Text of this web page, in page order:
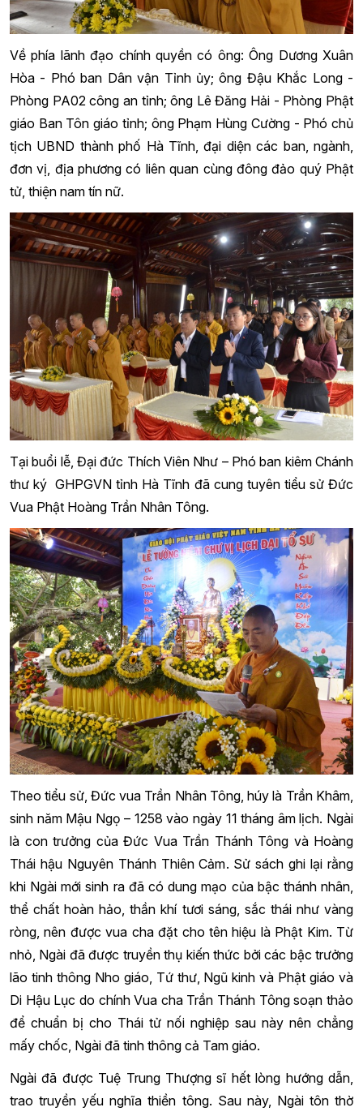
Về phía lãnh đạo chính quyền có ông: Ông Dương Xuân
Hòa - Phó ban Dân vận Tỉnh ủy; ông Đậu Khắc Long -
Phòng PA02 công an tỉnh; ông Lê Đăng Hải - Phòng Phật
giáo Ban Tôn giáo tỉnh; ông Phạm Hùng Cường - Phó chủ
tịch UBND thành phố Hà Tĩnh, đại diện các ban, ngành,
đơn vị, địa phương có liên quan cùng đông đảo quý Phật
tử, thiện nam tín nữ.
Tại buổi lễ, Đại đức Thích Viên Như – Phó ban kiêm Chánh
thư ký GHPGVN tỉnh Hà Tĩnh đã cung tuyên tiểu sử Đức
Vua Phật Hoàng Trần Nhân Tông.
Theo tiểu sử, Đức vua Trần Nhân Tông, húy là Trần Khâm,
sinh năm Mậu Ngọ – 1258 vào ngày 11 tháng âm lịch. Ngài
là con trưởng của Đức Vua Trần Thánh Tông và Hoàng
Thái hậu Nguyên Thánh Thiên Cảm. Sử sách ghi lại rằng
khi Ngài mới sinh ra đã có dung mạo của bậc thánh nhân,
thể chất hoàn hảo, thần khí tươi sáng, sắc thái như vàng
ròng, nên được vua cha đặt cho tên hiệu là Phật Kim. Từ
nhỏ, Ngài đã được truyền thụ kiến thức bởi các bậc trưởng
lão tinh thông Nho giáo, Tứ thư, Ngũ kinh và Phật giáo và
Di Hậu Lục do chính Vua cha Trần Thánh Tông soạn thảo
để chuẩn bị cho Thái tử nối nghiệp sau này nên chẳng
mấy chốc, Ngài đã tinh thông cả Tam giáo.
Ngài đã được Tuệ Trung Thượng sĩ hết lòng hướng dẫn,
trao truyền yếu nghĩa thiền tông. Sau này, Ngài tôn thờ